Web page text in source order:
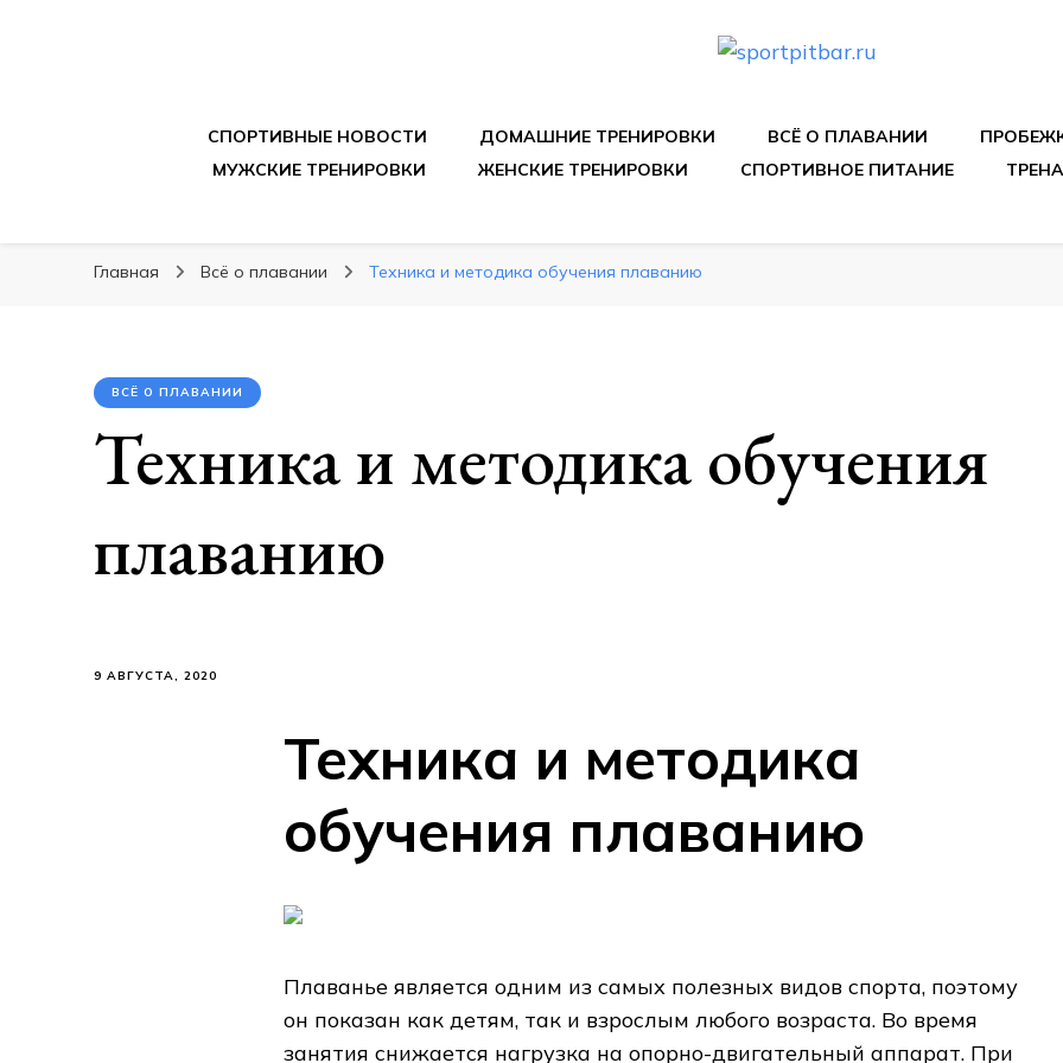
СПОРТИВНЫЕ НОВОСТИ ДОМАШНИЕ ТРЕНИРОВКИ ВСЁ О ПЛАВАНИИ
МУЖСКИЕ ТРЕНИРОВКИ
ЖЕНСКИЕ ТРЕНИРОВКИ СПОРТИВНОЕ ПИТАНИЕ
Главная Всё о плавании Техника и методика обучения плаванию
ВСЁ О ПЛАВАНИИ
Техника и методика обучения
плаванию
9 АВГУСТА, 2020
Техника и методика
обучения плаванию
Плаванье является одним из самых полезных видов спорта, поэтому
он показан как детям, так и взрослым любого возраста. Во время
занятия снижается нагрузка на опорно-двигательный аппарат. При